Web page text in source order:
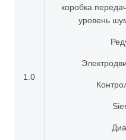
1.0
коробка
уровень